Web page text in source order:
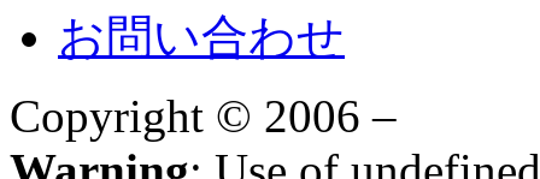
お問い合わせ
Copyright © 2006 –